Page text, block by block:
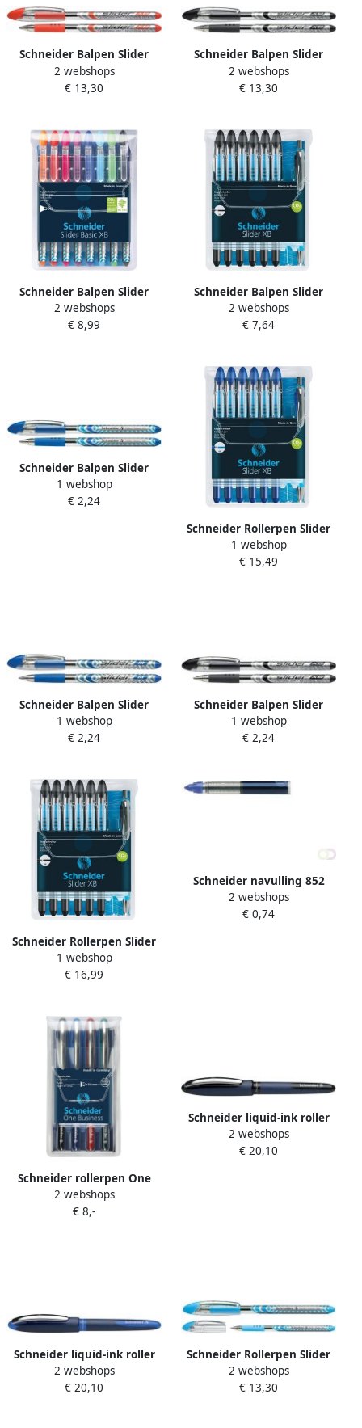
Schneider Balpen Slider
Schrijfbreedte 1 4 Mm Rood
10 Stuks
2 webshops
€ 13,30
Schneider Balpen Slider
schrijfbreedte 1 4 mm
zwart 10 stuks
2 webshops
€ 13,30
Schneider Balpen Slider
Basic XB etui van 8 stuks in
geassorteerde kleuren
2 webshops
€ 8,99
Schneider Balpen Slider
Basic XB zwart 6st.+ 1x
slider Rave zwart GRATIS in
2 webshops
€ 7,64
Schneider Balpen Slider
schrijfbreedte 1 4 mm
blauw 10 stuks
1 webshop
€ 2,24
Schneider Rollerpen Slider
Basic extra breed blauw
met 1 balpen Rave gratis
1 webshop
€ 15,49
Schneider Balpen Slider
schrijfbreedte 0 7 mm
blauw 10 stuks
1 webshop
€ 2,24
Schneider Balpen Slider
schrijfbreedte 1 4 mm
zwart 10 stuks
1 webshop
€ 2,24
Schneider Rollerpen Slider
Basic extra breed zwart
met 1 balpen Rave gratis
1 webshop
€ 16,99
Schneider navulling 852
doosje a 5 stuks blauw
2 webshops
€ 0,74
Schneider rollerpen One
Business set Ã 4 stuks
0.6mm assorti
2 webshops
€ 8,-
Schneider liquid-ink roller
One Business zwart
2 webshops
€ 20,10
Schneider liquid-ink roller
One Business blauw
2 webshops
€ 20,10
Schneider Rollerpen Slider
basic extra breed
lichtblauw
2 webshops
€ 13,30